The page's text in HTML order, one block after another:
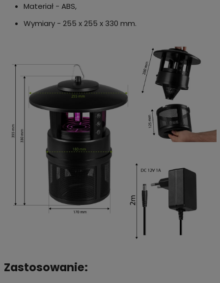
Materiał - ABS,
Wymiary - 255 x 255 x 330 mm.
Zastosowanie: